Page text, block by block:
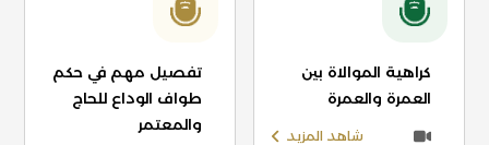
كراهية الموالاة بين
العمرة والعمرة
شاهد المزيد
تفصيل مهم في حكم
طواف الوداع للحاج
والمعتمر